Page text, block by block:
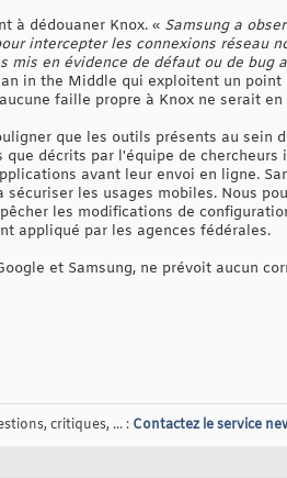
à dédouaner Knox. « Samsung a
intercepter les connexions réseau
mis en évidence de défaut ou de bug
in the Middle qui exploitent un
faille propre à Knox ne serait en
que les outils présents au sein
décrits par l'équipe de
avant leur envoi en ligne.
sécuriser les usages mobiles. Nous
les modifications de
appliqué par les agences fédérales.
et Samsung, ne prévoit aucun
critiques, ... : Contactez le service